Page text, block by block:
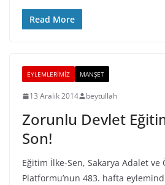
Read More
EYLEMLERIMIZ MANŞET
13 Aralık 2014 beytullah
Zorunlu Devlet
Son!
Eğitim İlke-Sen, Sakarya Adalet
Platformu’nun 483. hafta